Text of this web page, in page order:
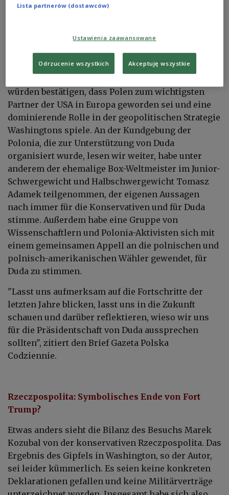
die wichtigsten Ergebnisse des gestrigen Treffens
würden bestätigen, dass Polen zum wichtigsten
Partner der USA in Europa geworden sei und eine
dominierende Rolle in der geopolitischen Strategie
Washingtons spiele. An der Kundgebung der
Polonia, die zur Unterstützung von Duda
organisiert wurde, lesen wir weiter, habe unter
anderem der ehemalige Box-Weltmeister im Junior-
Schwergewicht und Halbschwergewicht Tomasz
Adamek teilgenommen, der eigenen Aussagen
nach immer für die Konservativen und für Duda
stimme. Außerdem habe eine Gruppe von
Wissenschaftlern und Polonia-Aktivisten sich mit
einem gemeinsamen Appell an die polnischen und
polnisch-amerikanischen Wähler gewendet, für
Duda zu stimmen.
"Lasst uns aufmerksam auf die Fortschritte der
letzten Jahre blicken, lasst uns in die Zukunft
schauen und darüber reflektieren, wieso wir uns
für die Präsidentschaft von Duda aussprechen
sollten", zitiert den Brief Gazeta Polska
Codziennie.
Rzeczpospolita: Symbolisches Ende von Fort
Trump?
Etwas anders sieht die Bilanz des Besuchs Marek
Kozubal von der konservativen Rzeczpospolita. Das
Ergebnis des Gipfels in Washington, so der Autor,
sei leider kümmerlich. Es seien keine konkreten
Deklarationen gefallen und keine Militärverträge
Lista partnerów (dostawców)
Ustawienia zaawansowane
Odrzucenie wszystkich Akceptuję wszystkie